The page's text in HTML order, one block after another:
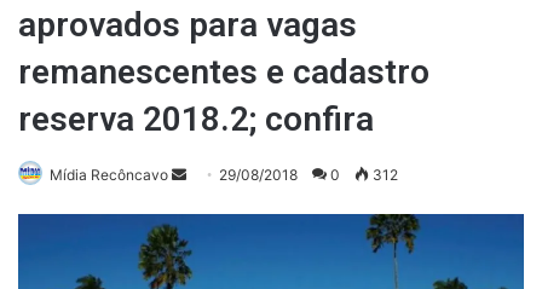
aprovados para vagas
remanescentes e cadastro
reserva 2018.2; confira
Mídia Recôncavo
Mande
mail
29/08/2018 0 312